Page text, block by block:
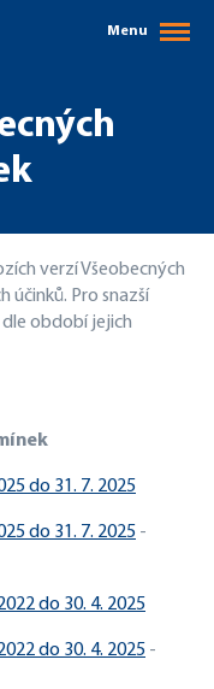
Menu
verzí Všeobecných
účinků. Pro snazší
období jejich
do 31. 7. 2025
do 31. 7. 2025 -
do 30. 4. 2025
do 30. 4. 2025 -